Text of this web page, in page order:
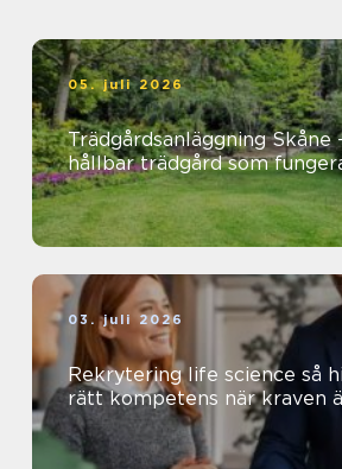
05. juli 2026
Trädgårdsanläggning Skåne
hållbar trädgård som
03. juli 2026
Rekrytering life science så hittar företag
rätt kompetens när kraven